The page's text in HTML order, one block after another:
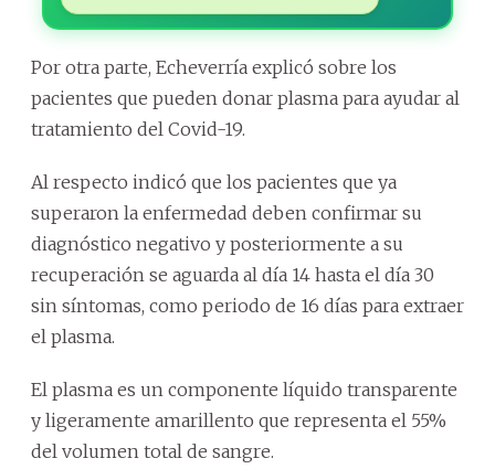
Por otra parte, Echeverría explicó sobre los
pacientes que pueden donar plasma para ayudar al
tratamiento del Covid-19.
Al respecto indicó que los pacientes que ya
superaron la enfermedad deben confirmar su
diagnóstico negativo y posteriormente a su
recuperación se aguarda al día 14 hasta el día 30
sin síntomas, como periodo de 16 días para extraer
el plasma.
El plasma es un componente líquido transparente
y ligeramente amarillento que representa el 55%
del volumen total de sangre.